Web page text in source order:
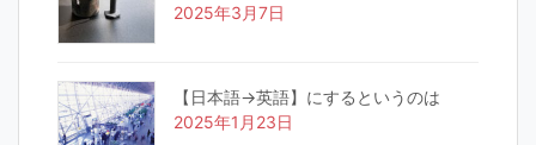
2025年3月7日
【日本語→英語】にするというのは
2025年1月23日